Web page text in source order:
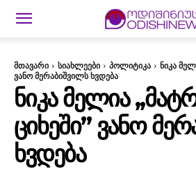
მთავარი სიახლეები პოლიტიკა
ნიკა
ვანო მერაბიშვილს ხვდება
ᲜᲘᲙᲐ ᲛᲔᲚᲘᲐ
ᲪᲘᲮᲔᲨᲘ” ᲕᲐᲜᲝ
ᲮᲕᲓᲔᲑᲐ